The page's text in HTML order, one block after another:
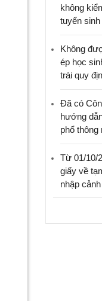
không
tuyển
Không
ép học
trái quy
Đã có
hướng
phổ thông
Từ 01/10/
giấy về
nhập cảnh